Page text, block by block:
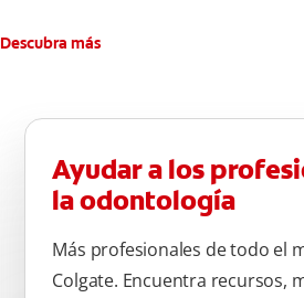
Descubra más
Ayudar a los
la odontología
Más profesionales de todo el
Colgate. Encuentra recursos,